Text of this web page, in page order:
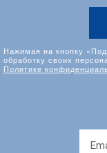
Нажимая на кнопку
обработку своих
Политике